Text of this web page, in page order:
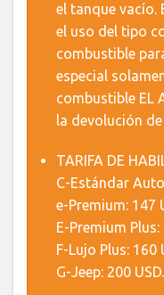
el tanque vacío.
el uso del tipo
combustible
especial
combustible EL
la devolución
TARIFA DE
C-Estándar
e-Premium: 147
E-Premium Plus:
F-Lujo Plus: 160
G-Jeep: 200